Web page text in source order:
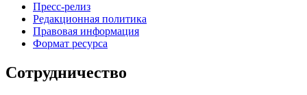
Пресс-релиз
Редакционная политика
Правовая информация
Формат ресурса
Сотрудничество